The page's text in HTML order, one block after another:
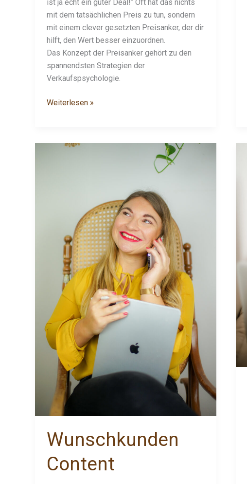
ist ja echt ein guter Deal!“ Oft hat das nichts
mit dem tatsächlichen Preis zu tun, sondern
mit einem clever gesetzten Preisanker, der dir
hilft, den Wert besser einzuordnen.
Das Konzept der Preisanker gehört zu den
spannendsten Strategien der
Verkaufspsychologie.
Weiterlesen »
Wunschkunden
Content
Wunschkunden